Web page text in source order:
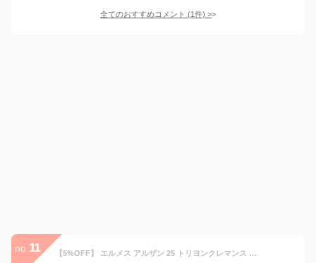
全てのおすすめコメント (1件) >
no. 11 【5%OFF】 エルメス アルザン 25 トリヨンクレマンス ブラック 黒 シルバー金具 エルメス ハンドバッグ エルメス ショルダーバッグ HERMES アルザン25 レディース 2WAYバッグ 肩がけ 斜めがけ クラッチバッグ トートバッグ ミニバッグ ハンドバック バック BAG ブランド